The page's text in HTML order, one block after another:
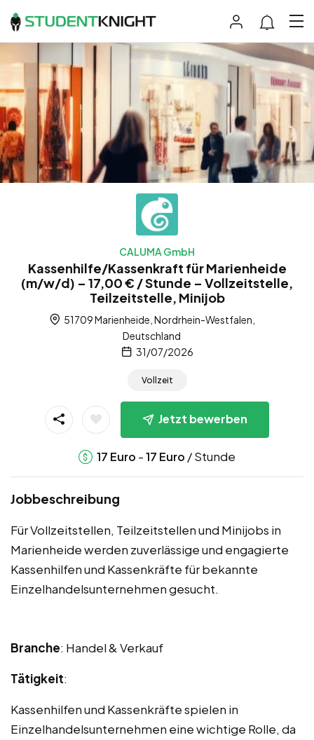
CALUMA GmbH
Kassenhilfe/Kassenkraft für Marienheide
(m/w/d) – 17,00 € / Stunde – Vollzeitstelle,
Teilzeitstelle, Minijob
51709 Marienheide, Nordrhein-Westfalen,
Deutschland
31/07/2026
Vollzeit
Jetzt bewerben
17 Euro -17 Euro / Stunde
Jobbeschreibung
Für Vollzeitstellen, Teilzeitstellen und Minijobs in
Marienheide werden zuverlässige und engagierte
Kassenhilfen und Kassenkräfte für bekannte
Einzelhandelsunternehmen gesucht.
Branche: Handel & Verkauf
Tätigkeit:
Kassenhilfen und Kassenkräfte spielen in
Einzelhandelsunternehmen eine wichtige Rolle, da